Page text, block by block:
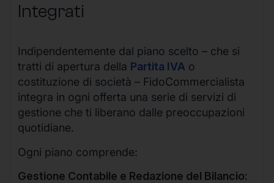
Integrati
Indipendentemente dal piano scelto – che si
tratti di apertura della Partita IVA o
costituzione di società – FidoCommercialista
integra in ogni offerta una serie di servizi di
gestione che ti liberano dalle preoccupazioni
quotidiane.
Ogni piano comprende:
Gestione Contabile e Redazione del Bilancio: